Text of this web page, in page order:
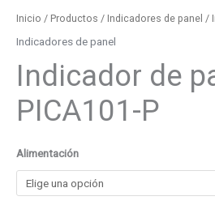
Inicio / Productos / Indicadores de panel /
Indicadores de panel
Indicador de
PICA101-P
Alimentación